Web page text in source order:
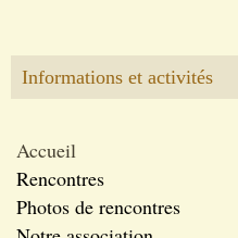
Informations et activités
Accueil
Rencontres
Photos de rencontres